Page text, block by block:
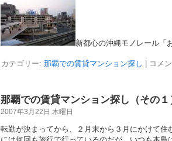
新都心の沖縄モノレール「
カテゴリー: 那覇での賃貸マンション探し コメ
那覇での賃貸マンション探し（その１
2007年3月22日 木曜日
転勤が決まってから、２月末から３月にかけて住